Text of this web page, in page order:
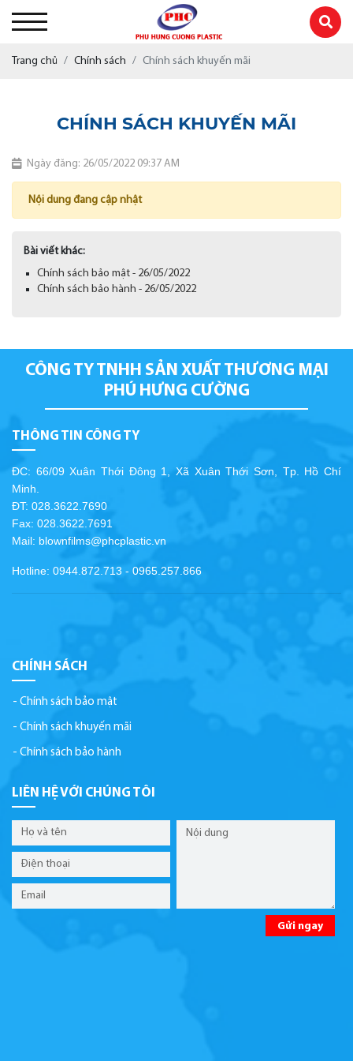
Trang chủ Chính sách Chính sách khuyến mãi
CHÍNH SÁCH KHUYẾN MÃI
Ngày đăng: 26/05/2022 09:37 AM
Nội dung đang cập nhật
Bài viết khác:
Chính sách bảo mật - 26/05/2022
Chính sách bảo hành - 26/05/2022
CÔNG TY TNHH SẢN XUẤT THƯƠNG MẠI
PHÚ HƯNG CƯỜNG
THÔNG TIN CÔNG TY
ĐC: 66/09 Xuân Thới Đông 1, Xã Xuân Thới Sơn, Tp. Hồ Chí
Minh.
ĐT: 028.3622.7690
Fax: 028.3622.7691
Mail: blownfilms@phcplastic.vn
Hotline: 0944.872.713 - 0965.257.866
CHÍNH SÁCH
Chính sách bảo mật
Chính sách khuyến mãi
Chính sách bảo hành
LIÊN HỆ VỚI CHÚNG TÔI